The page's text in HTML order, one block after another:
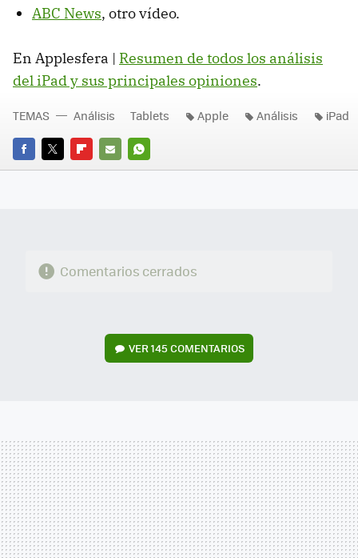
ABC News, otro vídeo.
En Applesfera | Resumen de todos los análisis
del iPad y sus principales opiniones.
FACEBOOK
TWITTERFLIPBOARD
E-
WHATSAPP
TEMAS Análisis Tablets Apple Análisis iPad
Comentarios cerrados
VER145 COMENTARIOS